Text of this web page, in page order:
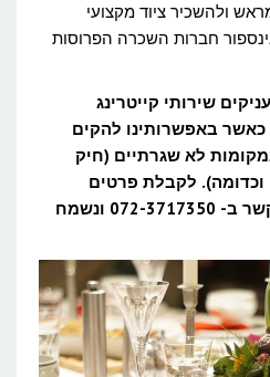
ולהשכיר ציוד מקצועי
חברות השכרה הפרוסות
שירותי קייטרינג
כאשר באפשרותינו להקים
לא שגרתיים (חיק
לקבלת פרטים
נוספים ניתן ליצור עימנו קשר ב- 072-3717350 ונשמח